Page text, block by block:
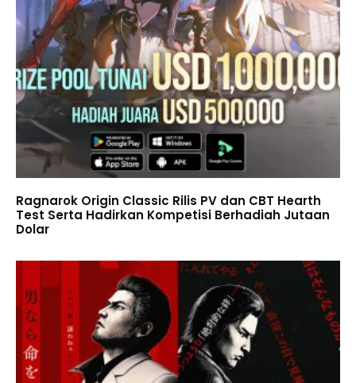
Ragnarok Origin Classic Rilis PV dan CBT Hearth
Test Serta Hadirkan Kompetisi Berhadiah Jutaan
Dolar